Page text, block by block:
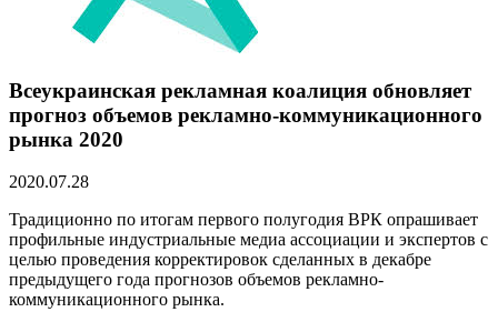
Всеукраинская рекламная коалиция обновляет
прогноз объемов рекламно-коммуникационного
рынка 2020
2020.07.28
Традиционно по итогам первого полугодия ВРК опрашивает
профильные индустриальные медиа ассоциации и экспертов с
целью проведения корректировок сделанных в декабре
предыдущего года прогнозов объемов рекламно-
коммуникационного рынка.